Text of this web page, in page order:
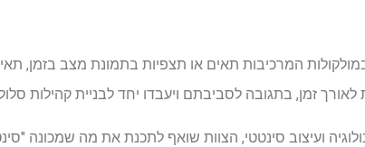
המרכיבות תאים או תצפיות בתמונת מצב בזמן,
זמן, בתגובה לסביבתם ויעבדו יחד לבניית קהילות
ועיצוב סינטטי, הצוות שואף לתכנת את מה שמכונה